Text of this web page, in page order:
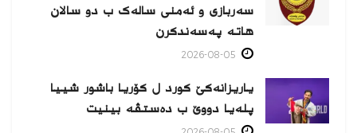
سەربازی و ئەمنی سالەک ب دو سالان
هاتە پەسەندكرن
یاریزانەكێ کورد ل کۆریا باشور شییا
پلەیا دووێ ب دەستڤە بینیت